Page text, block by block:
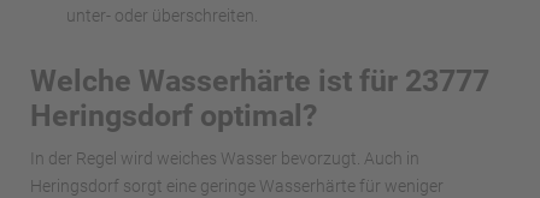
unter- oder überschreiten.
Welche Wasserhärte ist für 23777
Heringsdorf optimal?
In der Regel wird weiches Wasser bevorzugt. Auch in
Heringsdorf sorgt eine geringe Wasserhärte für weniger